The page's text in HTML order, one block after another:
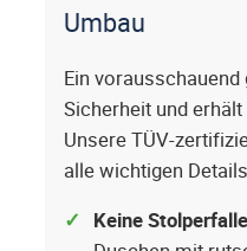
Umbau
Ein
Sicherheit und
Unsere TÜV-
alle wichtigen
Keine